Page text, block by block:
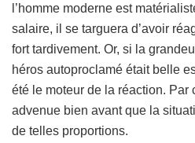
l’homme moderne est
salaire, il se targuera d’avoir
fort tardivement. Or, si la
héros autoproclamé était belle
été le moteur de la réaction.
advenue bien avant que la
de telles proportions.